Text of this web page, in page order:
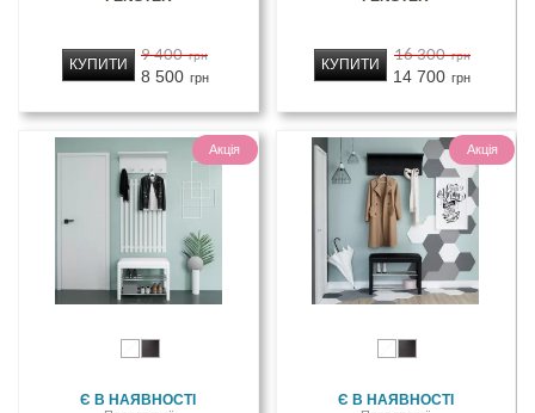
9 400 грн
8 500 грн
КУПИТИ
16 300 грн
14 700 грн
КУПИТИ
Акція
Є В НАЯВНОСТІ
Акція
Є В НАЯВНОСТІ